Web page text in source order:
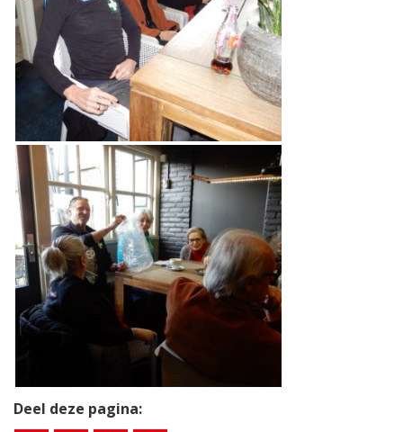
Deel deze pagina: